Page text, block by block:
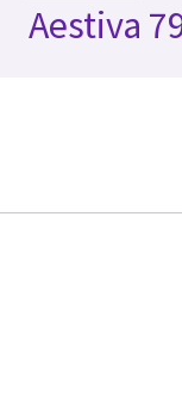
Aestiva